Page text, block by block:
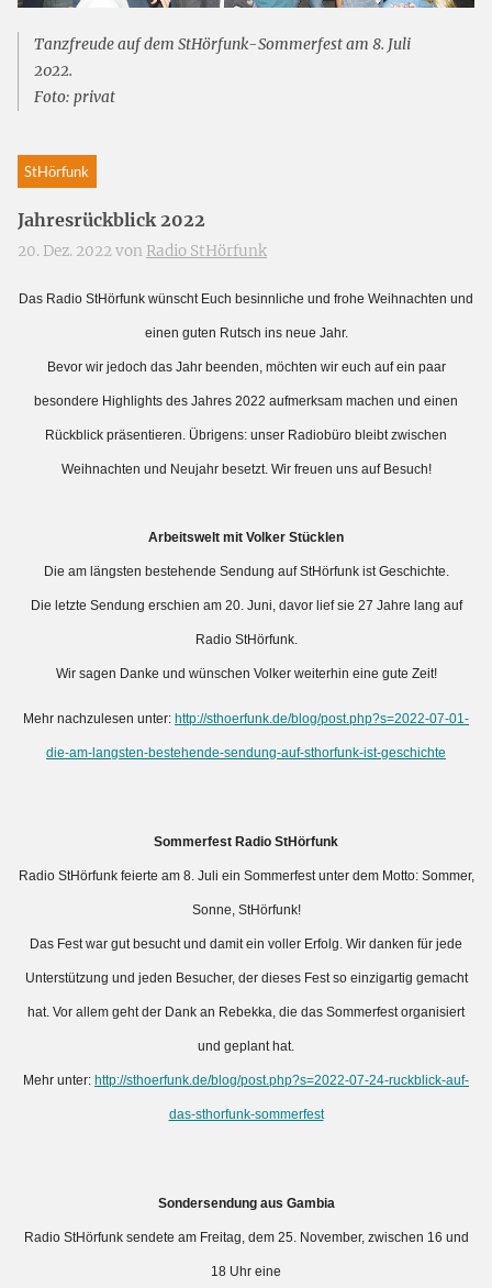
Tanzfreude auf dem StHörfunk-Sommerfest am 8. Juli
2022.
Foto: privat
StHörfunk
Jahresrückblick 2022
20. Dez. 2022 von Radio StHörfunk
Das Radio StHörfunk wünscht Euch besinnliche und frohe Weihnachten und
einen guten Rutsch ins neue Jahr.
Bevor wir jedoch das Jahr beenden, möchten wir euch auf ein paar
besondere Highlights des Jahres 2022 aufmerksam machen und einen
Rückblick präsentieren. Übrigens: unser Radiobüro bleibt zwischen
Weihnachten und Neujahr besetzt. Wir freuen uns auf Besuch!
Arbeitswelt mit Volker Stücklen
Die am längsten bestehende Sendung auf StHörfunk ist Geschichte.
Die letzte Sendung erschien am 20. Juni, davor lief sie 27 Jahre lang auf
Radio StHörfunk.
Wir sagen Danke und wünschen Volker weiterhin eine gute Zeit!
Mehr nachzulesen unter: http://sthoerfunk.de/blog/post.php?s=2022-07-01-
die-am-langsten-bestehende-sendung-auf-sthorfunk-ist-geschichte
Sommerfest Radio StHörfunk
Radio StHörfunk feierte am 8. Juli ein Sommerfest unter dem Motto: Sommer,
Sonne, StHörfunk!
Das Fest war gut besucht und damit ein voller Erfolg. Wir danken für jede
Unterstützung und jeden Besucher, der dieses Fest so einzigartig gemacht
hat. Vor allem geht der Dank an Rebekka, die das Sommerfest organisiert
und geplant hat.
Mehr unter: http://sthoerfunk.de/blog/post.php?s=2022-07-24-ruckblick-auf-
das-sthorfunk-sommerfest
Sondersendung aus Gambia
Radio StHörfunk sendete am Freitag, dem 25. November, zwischen 16 und
18 Uhr eine